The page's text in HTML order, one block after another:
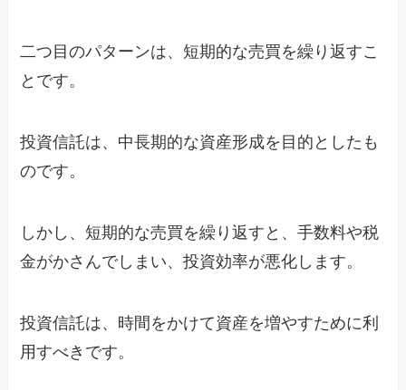
二つ目のパターンは、短期的な売買を繰り返すこ
とです。
投資信託は、中長期的な資産形成を目的としたも
のです。
しかし、短期的な売買を繰り返すと、手数料や税
金がかさんでしまい、投資効率が悪化します。
投資信託は、時間をかけて資産を増やすために利
用すべきです。